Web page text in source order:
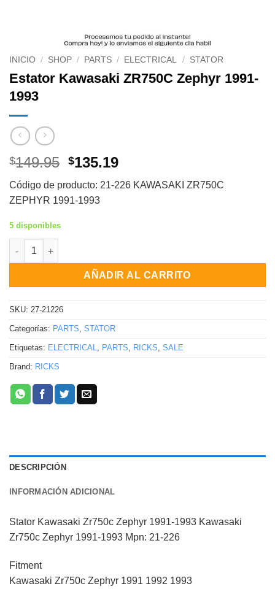
INICIO / SHOP / PARTS / ELECTRICAL / STATOR
Estator Kawasaki ZR750C Zephyr 1991-
1993
$149.95 Original
price
was:
$149.95.
$135.19Current
price
is:
Código de producto: 21-226 KAWASAKI ZR750C
ZEPHYR 1991-1993
5 disponibles
Estator Kawasaki ZR750C Zephyr 1991-1993 cantidad
AÑADIR AL CARRITO
SKU: 27-21226
Categorías: PARTS STATOR
Etiquetas: ELECTRICAL PARTS RICKS SALE
Brand: RICKS
DESCRIPCIÓN
INFORMACIÓN ADICIONAL
Stator Kawasaki Zr750c Zephyr 1991-1993 Kawasaki
Zr750c Zephyr 1991-1993 Mpn: 21-226
Fitment
Kawasaki Zr750c Zephyr 1991 1992 1993